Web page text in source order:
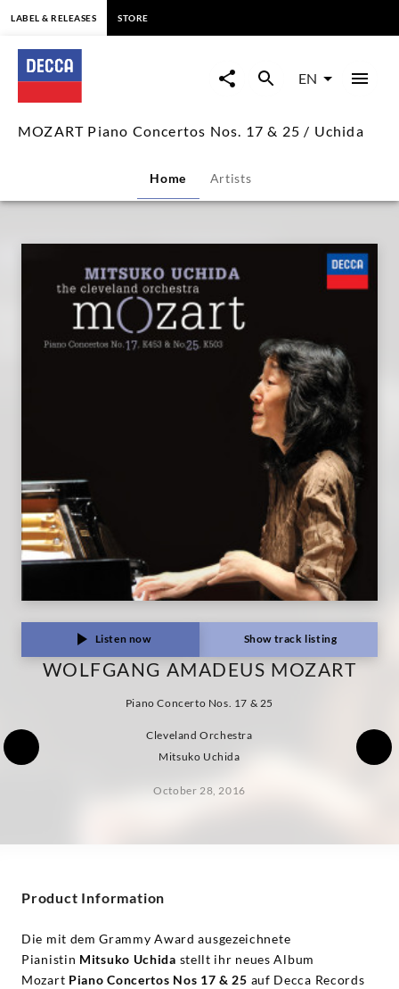
MOZART
Piano
Concertos
17
Classics
LABEL & RELEASES STORE
EN
MOZART Piano Concertos Nos. 17 & 25 / Uchida
Home Artists
Listen now Show track listing
WOLFGANG AMADEUS MOZART
Piano Concerto Nos. 17 & 25
Cleveland Orchestra
Mitsuko Uchida
October 28, 2016
Product Information
Die mit dem Grammy Award ausgezeichnete
Pianistin Mitsuko Uchida stellt ihr neues Album
Mozart Piano Concertos Nos 17 & 25 auf Decca Records